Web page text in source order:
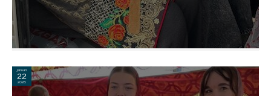
januari
22
2026